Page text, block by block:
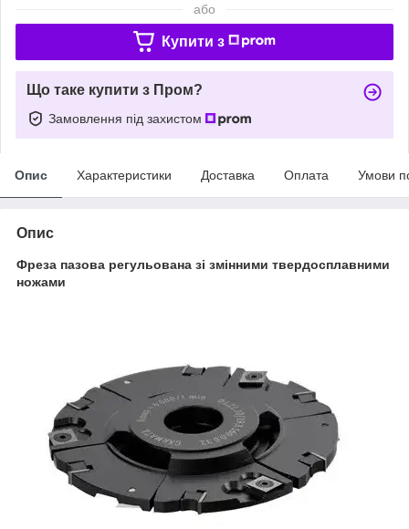
або
Купити з
Що таке купити з Пром?
Замовлення під захистом
Опис Характеристики Доставка Оплата Умови
Опис
Фреза пазова регульована зі змінними твердосплавними
ножами